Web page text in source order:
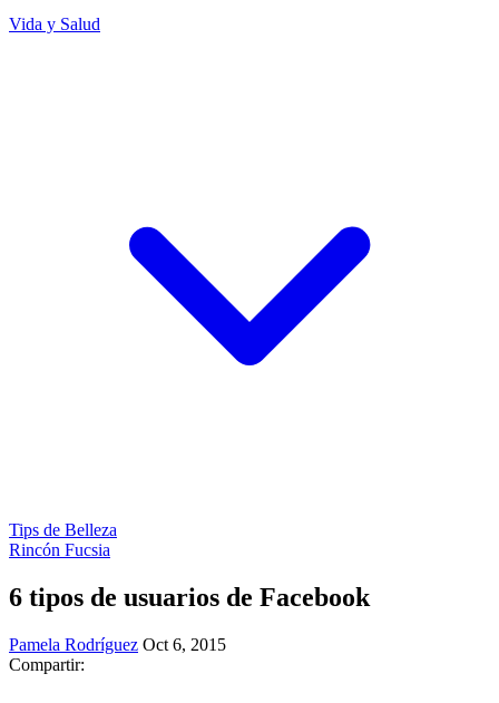
Vida y Salud
Tips de Belleza
Rincón Fucsia
6 tipos de usuarios de Facebook
Pamela Rodríguez Oct 6, 2015
Compartir: